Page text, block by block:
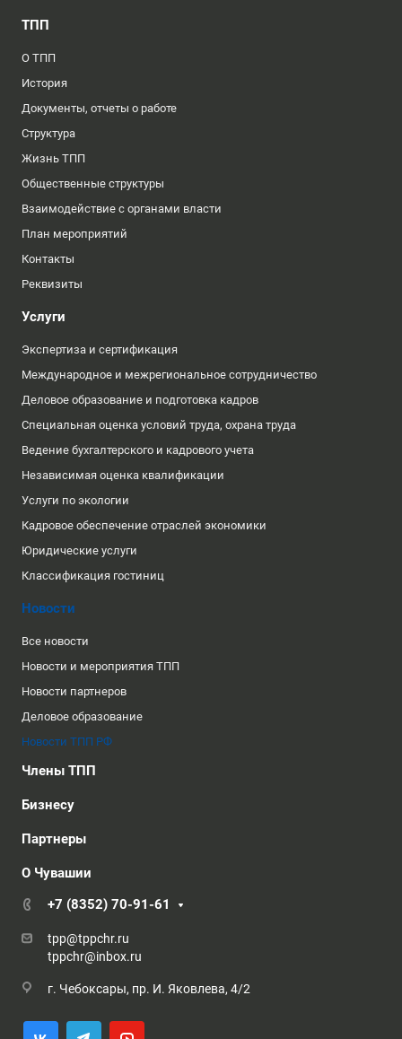
ТПП
О ТПП
История
Документы, отчеты о работе
Структура
Жизнь ТПП
Общественные структуры
Взаимодействие с органами власти
План мероприятий
Контакты
Реквизиты
Услуги
Экспертиза и сертификация
Международное и межрегиональное сотрудничество
Деловое образование и подготовка кадров
Специальная оценка условий труда, охрана труда
Ведение бухгалтерского и кадрового учета
Независимая оценка квалификации
Услуги по экологии
Кадровое обеспечение отраслей экономики
Юридические услуги
Классификация гостиниц
Новости
Все новости
Новости и мероприятия ТПП
Новости партнеров
Деловое образование
Новости ТПП РФ
Члены ТПП
Бизнесу
Партнеры
О Чувашии
+7 (8352) 70-91-61
tpp@tppchr.ru
tppchr@inbox.ru
г. Чебоксары, пр. И. Яковлева, 4/2